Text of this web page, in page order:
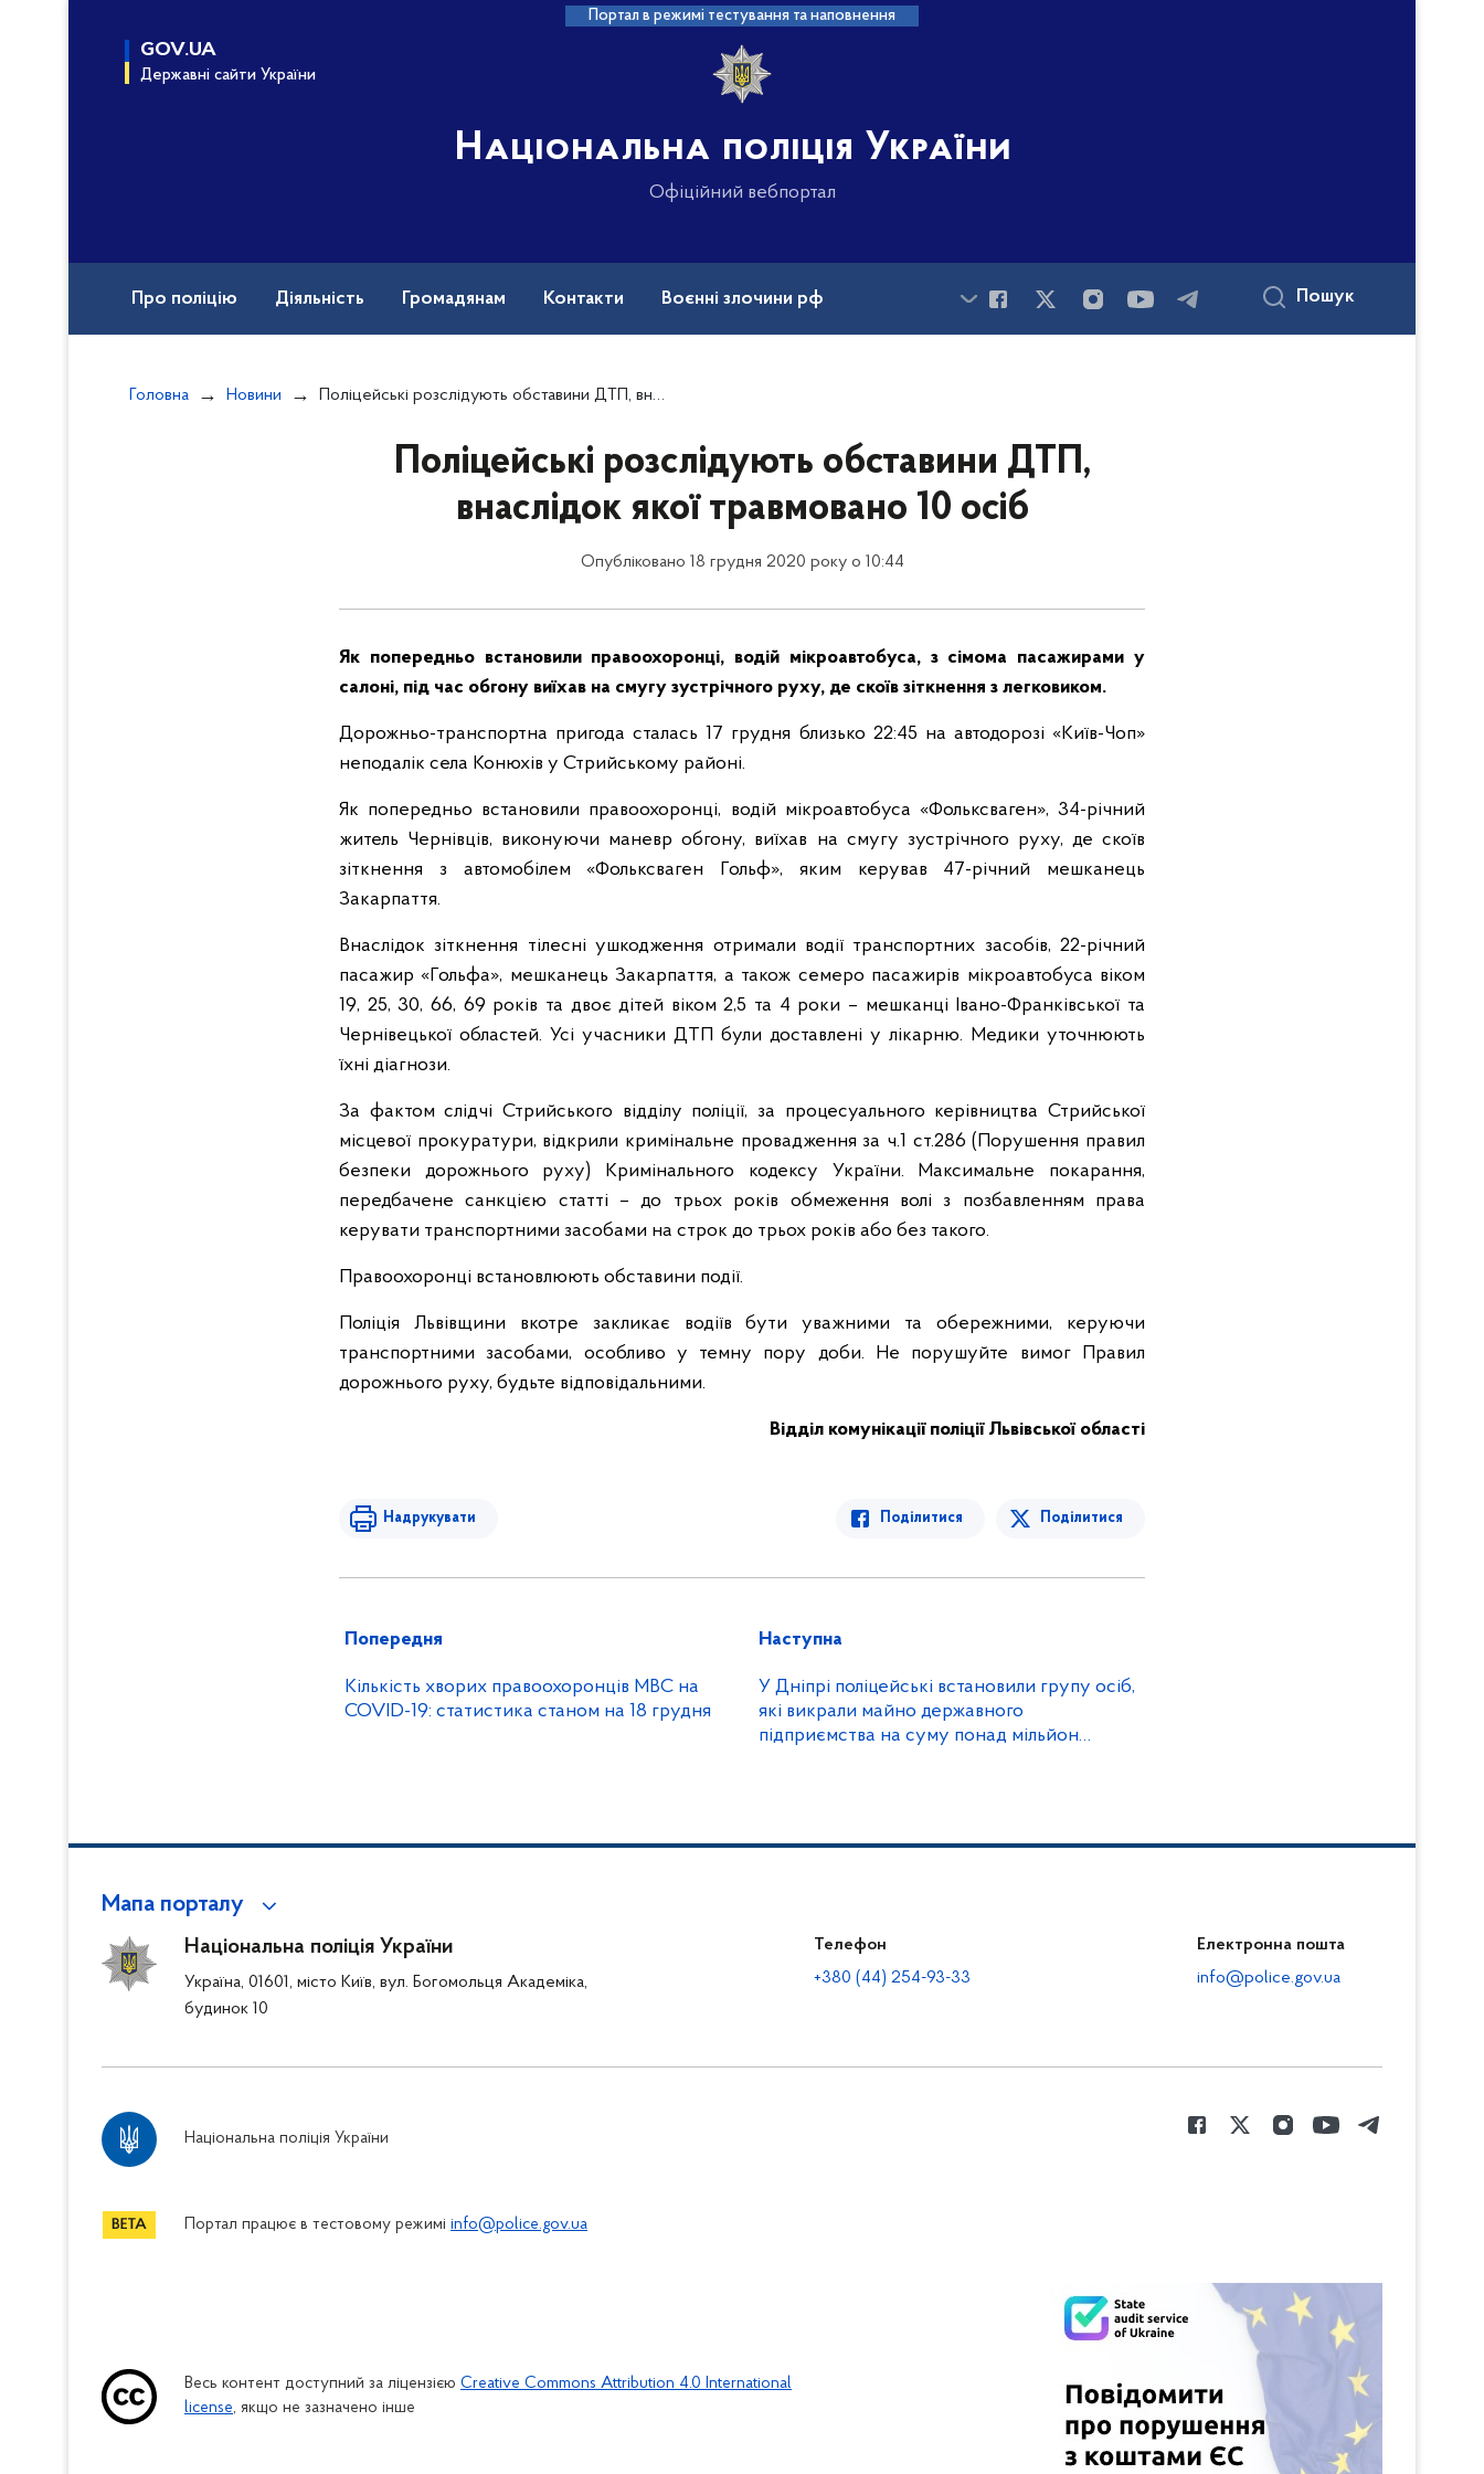
Портал в режимі тестування та наповнення
GOV.UA
Державні сайти України
Національна поліція України
Офіційний вебпортал
Про поліцію Діяльність Громадянам Контакти Воєнні злочини рф Пошук
Головна Новини Поліцейські розслідують обставини ДТП, внаслідок якої травмовано 10 осіб
Поліцейські розслідують обставини ДТП,
внаслідок якої травмовано 10 осіб
Опубліковано 18 грудня 2020 року о 10:44
Як попередньо встановили правоохоронці, водій мікроавтобуса, з сімома пасажирами у
салоні, під час обгону виїхав на смугу зустрічного руху, де скоїв зіткнення з легковиком.
Дорожньо-транспортна пригода сталась 17 грудня близько 22:45 на автодорозі «Київ-Чоп»
неподалік села Конюхів у Стрийському районі.
Як попередньо встановили правоохоронці, водій мікроавтобуса «Фольксваген», 34-річний
житель Чернівців, виконуючи маневр обгону, виїхав на смугу зустрічного руху, де скоїв
зіткнення з автомобілем «Фольксваген Гольф», яким керував 47-річний мешканець
Закарпаття.
Внаслідок зіткнення тілесні ушкодження отримали водії транспортних засобів, 22-річний
пасажир «Гольфа», мешканець Закарпаття, а також семеро пасажирів мікроавтобуса віком
19, 25, 30, 66, 69 років та двоє дітей віком 2,5 та 4 роки – мешканці Івано-Франківської та
Чернівецької областей. Усі учасники ДТП були доставлені у лікарню. Медики уточнюють
їхні діагнози.
За фактом слідчі Стрийського відділу поліції, за процесуального керівництва Стрийської
місцевої прокуратури, відкрили кримінальне провадження за ч.1 ст.286 (Порушення правил
безпеки дорожнього руху) Кримінального кодексу України. Максимальне покарання,
передбачене санкцією статті – до трьох років обмеження волі з позбавленням права
керувати транспортними засобами на строк до трьох років або без такого.
Правоохоронці встановлюють обставини події.
Поліція Львівщини вкотре закликає водіїв бути уважними та обережними, керуючи
транспортними засобами, особливо у темну пору доби. Не порушуйте вимог Правил
дорожнього руху, будьте відповідальними.
Відділ комунікації поліції Львівської області
Надрукувати Поділитися Поділитися
Попередня
Кількість хворих правоохоронців МВС на
COVID-19: статистика станом на 18 грудня
Наступна
У Дніпрі поліцейські встановили групу осіб,
які викрали майно державного
підприємства на суму понад мільйон
Мапа порталу
Національна поліція України
Україна, 01601, місто Київ, вул. Богомольця Академіка,
будинок 10
Телефон
+380 (44) 254-93-33
Електронна пошта
info@police.gov.ua
Національна поліція України
Портал працює в тестовому режимі info@police.gov.ua
Весь контент доступний за ліцензією Creative Commons Attribution 4.0 International
license, якщо не зазначено інше